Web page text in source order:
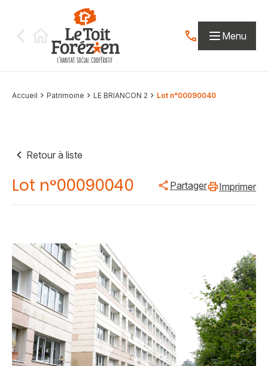
Contactez-nous
Menu
Accueil Patrimoine LE BRIANCON 2 Lot n°00090040
Retour à liste
Lot n°00090040 Partager Imprimer